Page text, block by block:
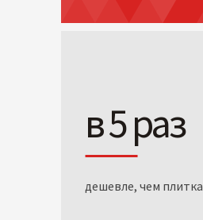
в 5 раз
дешевле, чем плитка